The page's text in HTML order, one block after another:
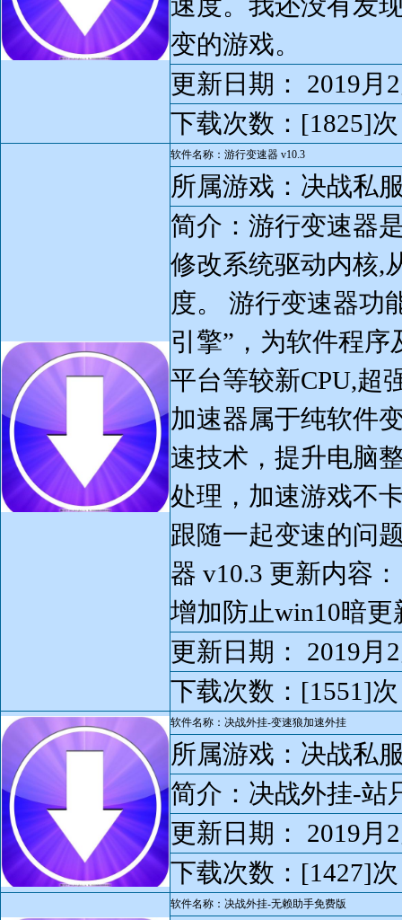
变的游戏。
更新日期： 2019月
下载次数：[1825]次
软件名称：游行变速器 v10.3
所属游戏：决战私
简介：游行变速器
修改系统驱动内核,
度。 游行变速器功
引擎”，为软件程序
平台等较新CPU,超
加速器属于纯软件
速技术，提升电脑
处理，加速游戏不
跟随一起变速的问
器 v10.3 更新内容
增加防止win10暗
更新日期： 2019月
下载次数：[1551]次
软件名称：决战外挂-变速狼加速外挂
所属游戏：决战私
简介：决战外挂-站
更新日期： 2019月
下载次数：[1427]次
软件名称：决战外挂-无赖助手免费版